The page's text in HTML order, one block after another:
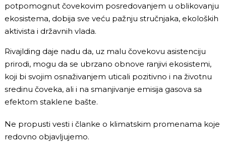
potpomognut čovekovim posredovanjem u oblikovanju
ekosistema, dobija sve veću pažnju stručnjaka, ekoloških
aktivista i državnih vlada.
Rivajlding daje nadu da, uz malu čovekovu asistenciju
prirodi, mogu da se ubrzano obnove ranjivi ekosistemi,
koji bi svojim osnaživanjem uticali pozitivno i na životnu
sredinu čoveka, ali i na smanjivanje emisija gasova sa
efektom staklene bašte.
Ne propusti vesti i članke o klimatskim promenama koje
redovno objavljujemo.